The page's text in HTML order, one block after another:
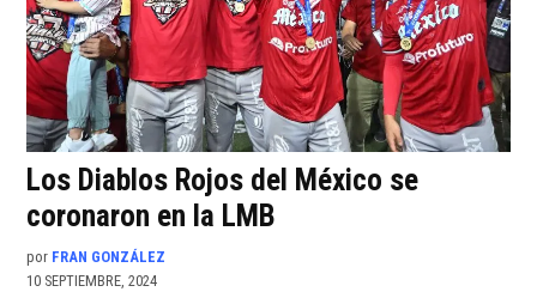
Los Diablos Rojos del México se
coronaron en la LMB
por FRAN GONZÁLEZ
10 SEPTIEMBRE, 2024